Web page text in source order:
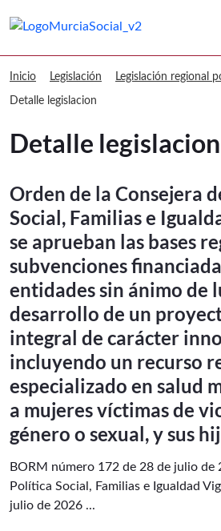
Murcia Social Detalle
Inicio Legislación Legislación regional
Detalle legislacion
Detalle legislacion
Orden de la Consejera
Social, Familias e
se aprueban las bases
subvenciones
entidades sin ánimo de
desarrollo de un
integral de carácter
incluyendo un recurso
especializado en salud
a mujeres víctimas de
género o sexual, y sus
BORM número 172 de 28 de julio de
Política Social, Familias e Igualdad
julio de 2026 ...